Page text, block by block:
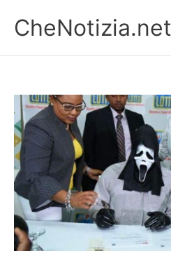
contenuto
CheNotizia.net